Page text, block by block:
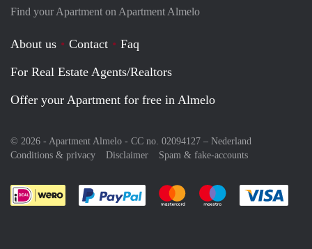
Find your Apartment on Apartment Almelo
About us Contact
Faq
For Real Estate Agents/Realtors
Offer your Apartment for free in Almelo
© 2026 - Apartment Almelo - CC no. 02094127 – Nederland
Conditions & privacy
Disclaimer Spam & fake-accounts
Pay easily with :payment method
Pay easily with :payment
Pay easily with